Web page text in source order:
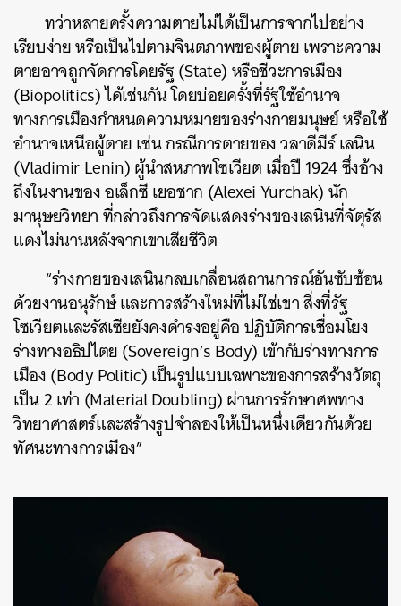
ทว่าหลายครั้งความตายไม่ได้เป็นการจากไปอย่าง
เรียบง่าย หรือเป็นไปตามจินตภาพของผู้ตาย เพราะความ
ตายอาจถูกจัดการโดยรัฐ (State) หรือชีวะการเมือง
(Biopolitics) ได้เช่นกัน โดยบ่อยครั้งที่รัฐใช้อำนาจ
ทางการเมืองกำหนดความหมายของร่างกายมนุษย์ หรือใช้
อำนาจเหนือผู้ตาย เช่น กรณีการตายของ วลาดีมีร์ เลนิน
(Vladimir Lenin) ผู้นำสหภาพโซเวียต เมื่อปี 1924 ซึ่งอ้าง
ถึงในงานของ อเล็กซี เยอชาก (Alexei Yurchak) นัก
มานุษยวิทยา ที่กล่าวถึงการจัดแสดงร่างของเลนินที่จัตุรัส
แดงไม่นานหลังจากเขาเสียชีวิต
“ร่างกายของเลนินกลบเกลื่อนสถานการณ์อันซับซ้อน
ด้วยงานอนุรักษ์ และการสร้างใหม่ที่ไม่ใช่เขา สิ่งที่รัฐ
โซเวียตและรัสเซียยังคงดํารงอยู่คือ ปฏิบัติการเชื่อมโยง
ร่างทางอธิปไตย (Sovereign’s Body) เข้ากับร่างทางการ
เมือง (Body Politic) เป็นรูปแบบเฉพาะของการสร้างวัตถุ
เป็น 2 เท่า (Material Doubling) ผ่านการรักษาศพทาง
วิทยาศาสตร์และสร้างรูปจําลองให้เป็นหนึ่งเดียวกันด้วย
ทัศนะทางการเมือง”